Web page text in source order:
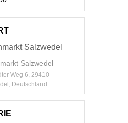
Salzwedel
Weg 6, 29410
Deutschland